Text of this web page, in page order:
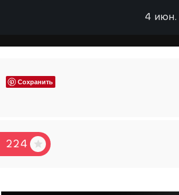
4 июн.
Сохранить
224